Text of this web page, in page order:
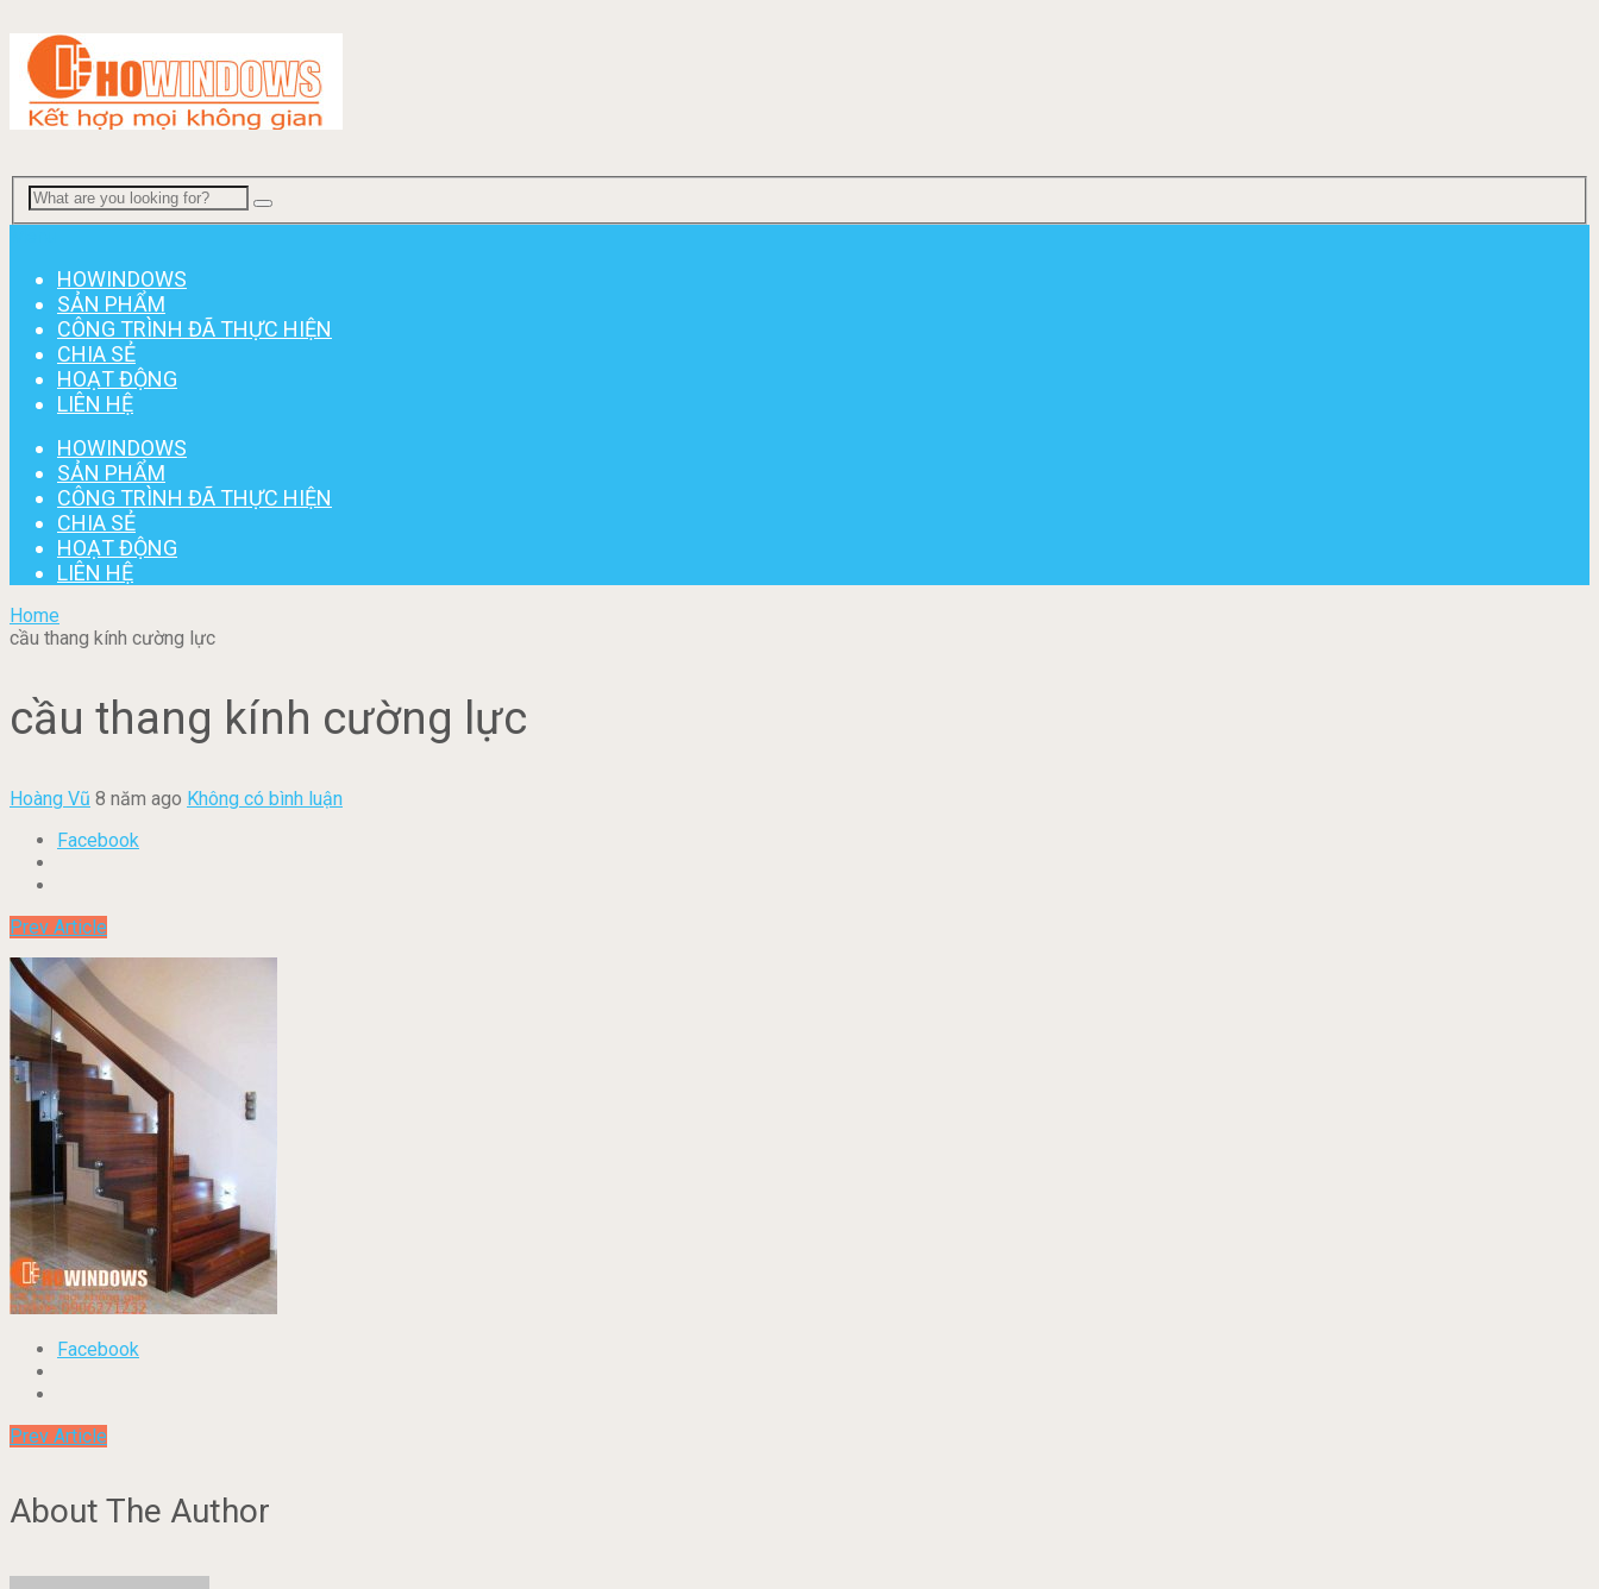
HOWINDOWS
SẢN PHẨM
CÔNG TRÌNH ĐÃ THỰC HIỆN
CHIA SẺ
HOẠT ĐỘNG
LIÊN HỆ
HOWINDOWS
SẢN PHẨM
CÔNG TRÌNH ĐÃ THỰC HIỆN
CHIA SẺ
HOẠT ĐỘNG
LIÊN HỆ
Home
cầu thang kính cường lực
cầu thang kính cường lực
Hoàng Vũ 8 năm ago Không có bình luận
Facebook
Prev Article
Facebook
Prev Article
About The Author